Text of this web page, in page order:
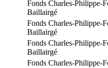
Fonds Charles-Philippe-
Baillairgé
Fonds Charles-Philippe-
Baillairgé
Fonds Charles-Philippe-
Baillairgé
Fonds Charles-Philippe-